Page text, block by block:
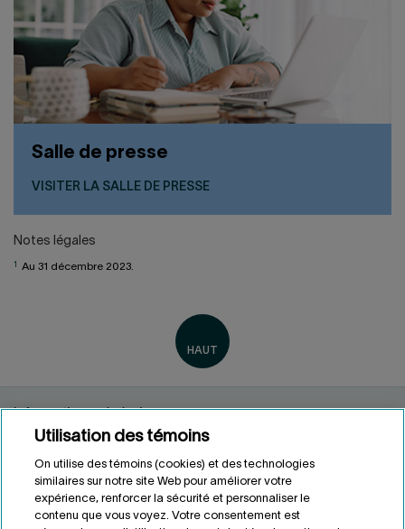
Salle de presse
VISITER LA SALLE DE PRESSE
Notes légales
Au 31 décembre 2023.
Renseignements personnels
Conditions d'utilisation
Accessibilité
Personnaliser les témoins
Utilisation des témoins
On utilise des témoins (cookies) et des technologies
similaires sur notre site Web pour améliorer votre
expérience, renforcer la sécurité et personnaliser le
contenu que vous voyez. Votre consentement est